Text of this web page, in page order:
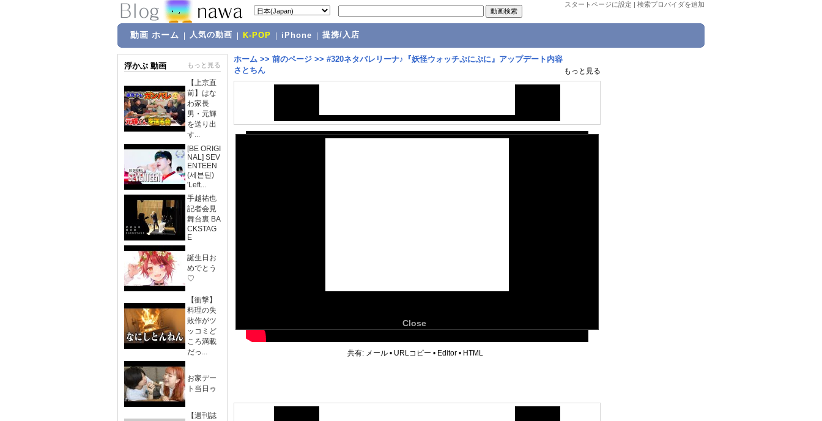
スタートページに設定 | 検索プロバイダを追加
動画 ホーム 人気の動画 K-POP iPhone 提携/入店
浮かぶ 動画 もっと見る
【上京直
前】はな
わ家長
男・元輝
を送り出
す...
[BE ORIGI
NAL] SEV
ENTEEN
(세븐틴)
'Left...
手越祐也
記者会見
舞台裏 BA
CKSTAG
E
誕生日お
めでとう
♡
【衝撃】
料理の失
敗作がツ
ッコミど
ころ満載
だっ...
お家デー
ト当日ゥ
【週刊誌
ホーム >> 前のページ >> #320ネタバレリーナ♪『妖怪ウォッチぷにぷに』アップデート内容
さとちん
もっと見る
Close
共有: メール • URLコピー • Editor • HTML